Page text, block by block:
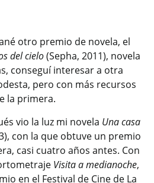
otro premio de novela, el
del cielo(Sepha, 2011), novela
conseguí interesar a otra
pero con más recursos
la primera.
vio la luz mi novela Una casa
con la que obtuve un premio
casi cuatro años antes. Con
Visita a medianoche,
en el Festival de Cine de La